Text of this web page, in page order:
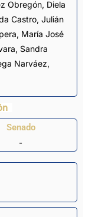
Obregón, Diela
Castro, Julián
, María José
Sandra
Narváez,
Senado
-